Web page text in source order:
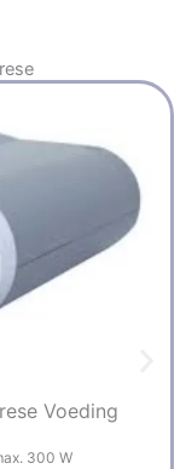
Voeding
300 W